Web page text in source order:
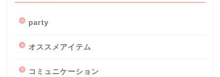
party
オススメアイテム
コミュニケーション